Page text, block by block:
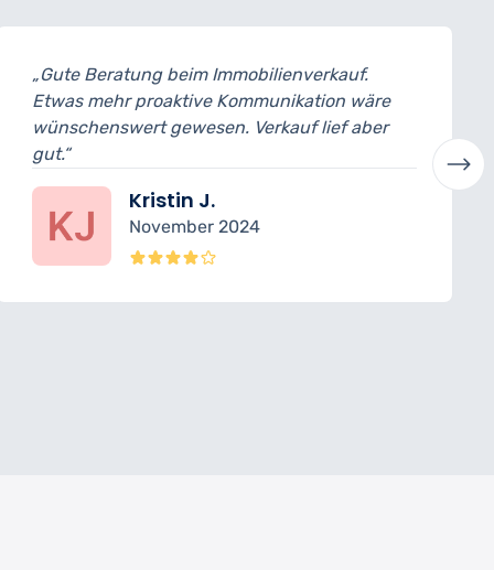
„Gute Beratung beim Immobilienverkauf.
Etwas mehr proaktive Kommunikation wäre
wünschenswert gewesen. Verkauf lief aber
gut.“
Kristin J.
November 2024